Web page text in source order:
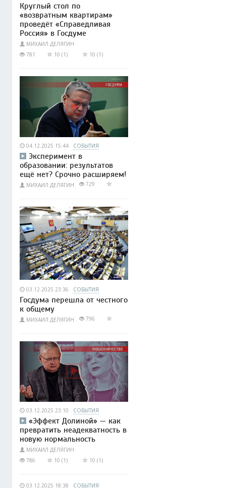
Круглый стол по
«возвратным квартирам»
проведёт «Справедливая
Россия» в Госдуме
МИХАИЛ ДЕЛЯГИН
781
10 (1) 10 (1)
04.12.2025 15:44 СОБЫТИЯ
Эксперимент в
образовании: результатов
ещё нет? Срочно расширяем!
МИХАИЛ ДЕЛЯГИН 729
03.12.2025 23:36 СОБЫТИЯ
Госдума перешла от честного
к общему
МИХАИЛ ДЕЛЯГИН 796
03.12.2025 23:10 СОБЫТИЯ
«Эффект Долиной» — как
превратить неадекватность в
новую нормальность
МИХАИЛ ДЕЛЯГИН
786
10 (1) 10 (1)
03.12.2025 18:38 СОБЫТИЯ